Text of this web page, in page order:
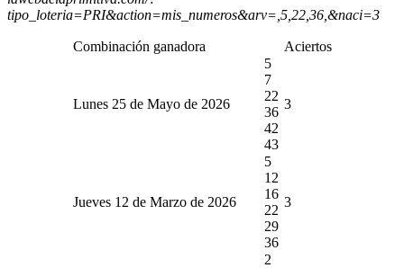
tipo_loteria=PRI&action=mis_numeros&arv=,5,22,36,&naci=3
Combinación ganadora Aciertos
Lunes 25 de Mayo de 2026
5
7
22
36
42
43
3
Jueves 12 de Marzo de 2026
5
12
16
22
29
36
3
2